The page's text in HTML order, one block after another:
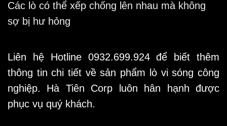
Các lò có thể xếp chống lên nhau mà không
sợ bị hư hỏng
Liên hệ Hotline 0932.699.924 để biết thêm
thông tin chi tiết về sản phẩm lò vi sóng công
nghiệp. Hà Tiên Corp luôn hân hạnh được
phục vụ quý khách.